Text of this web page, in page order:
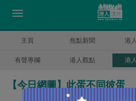
主頁 焦點新聞 港
有聲專欄 港人觀點 港
【今日網圖】此蛋不同彼蛋